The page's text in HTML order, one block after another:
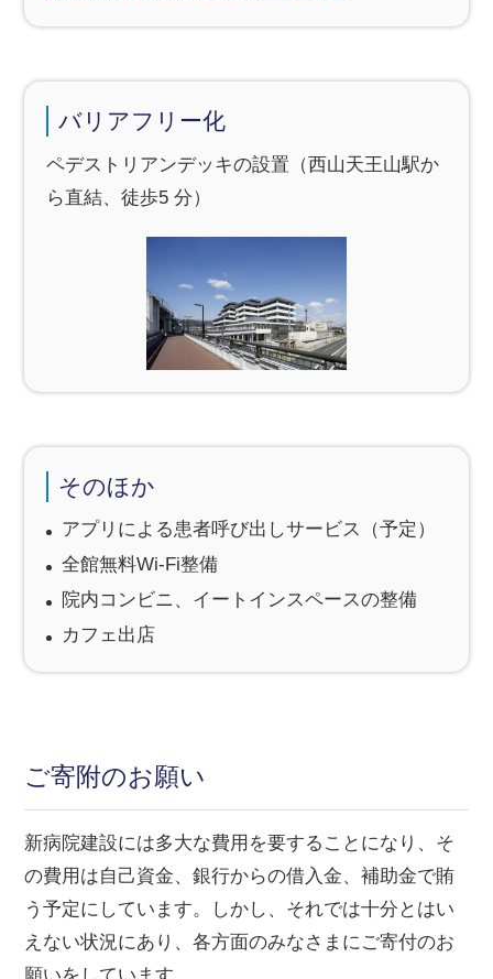
バリアフリー化
ペデストリアンデッキの設置（西山天王山駅か
ら直結、徒歩5 分）
そのほか
アプリによる患者呼び出しサービス（予定）
全館無料Wi-Fi整備
院内コンビニ、イートインスペースの整備
カフェ出店
ご寄附のお願い
新病院建設には多大な費用を要することになり、そ
の費用は自己資金、銀行からの借入金、補助金で賄
う予定にしています。しかし、それでは十分とはい
えない状況にあり、各方面のみなさまにご寄付のお